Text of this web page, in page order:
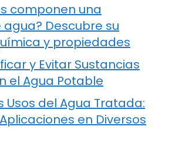
componen una
Descubre su
y propiedades
y Evitar Sustancias
el Agua Potable
Usos del Agua Tratada:
en Diversos